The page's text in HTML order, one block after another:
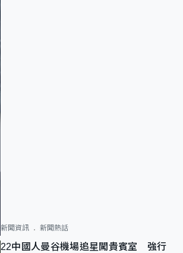
新聞資訊 新聞熱話
22中國人曼谷機場追星闖貴賓室 強行